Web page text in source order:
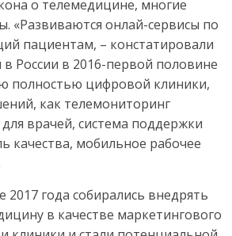
о телемедицине, многие
«Развиваются онлай-сервисы по
пациентам, – констатировали
России в 2016-первой половине
полностью цифровой клиники,
как телемониторинг
врачей, система поддержки
качества, мобильное рабочее
года собирались внедрять
в качестве маркетингового